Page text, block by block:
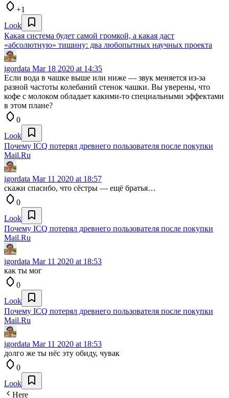
+1
Look
Какая система будет самой громкой, а какая даст
«абсолютную» тишину: два любопытных научных проекта
igordata Mar 18 2020 at 14:35
Если вода в чашке выше или ниже — звук меняется из-за
разной частоты колебаний стенок чашки. Вы уверены, что
кофе с молоком обладает какими-то специальными эффектами
в этом плане?
0
Look
Почему ICQ потерял древнего пользователя после покупки
Mail.Ru
igordata Mar 11 2020 at 18:57
скажи спасибо, что сёстры — ещё братья…
0
Look
Почему ICQ потерял древнего пользователя после покупки
Mail.Ru
igordata Mar 11 2020 at 18:53
как ты мог
0
Look
Почему ICQ потерял древнего пользователя после покупки
Mail.Ru
igordata Mar 11 2020 at 18:53
долго же ты нёс эту обиду, чувак
0
Look
Here